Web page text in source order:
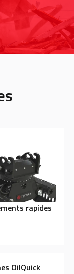
rapides
OilQuick